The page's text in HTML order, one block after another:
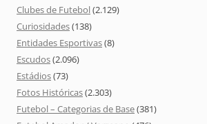
Clubes de Futebol(2.129)
Curiosidades(138)
Entidades Esportivas(8)
Escudos(2.096)
Estádios(73)
Fotos Históricas(2.303)
Futebol – Categorias de Base(381)